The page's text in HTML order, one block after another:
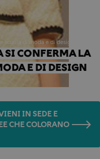
scuola di moda e di design
SI CONFERMA LA
E DI DESIGN
IN SEDE E
CHE COLORANO